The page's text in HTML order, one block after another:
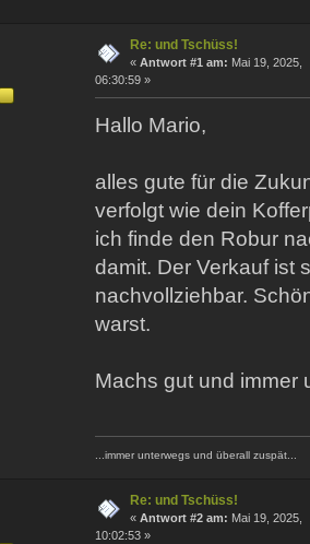
Re: und Tschüss!
« Antwort #1 am: Mai 19, 2025,
06:30:59 »
Hallo Mario,
alles gute für die
verfolgt wie dein
ich finde den Robur
damit. Der Verkauf ist
nachvollziehbar.
warst.
Machs gut und immer
...immer unterwegs und überall zuspät...
Re: und Tschüss!
« Antwort #2 am: Mai 19, 2025,
10:02:53 »